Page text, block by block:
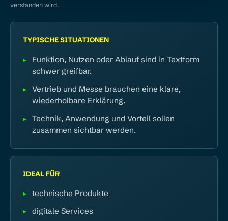
verstanden wird.
TYPISCHE SITUATIONEN
Funktion, Nutzen oder Ablauf sind in Textform
schwer greifbar.
Vertrieb und Messe brauchen eine klare,
wiederholbare Erklärung.
Technik, Anwendung und Vorteil sollen
zusammen sichtbar werden.
IDEAL FÜR
technische Produkte
digitale Services